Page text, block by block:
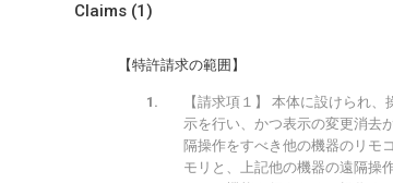
Claims (1)
【特許請求の範囲】
【請求項１】 本体に設けられ
示を行い、かつ表示の変更消去
隔操作をすべき他の機器のリモ
モリと、上記他の機器の遠隔操